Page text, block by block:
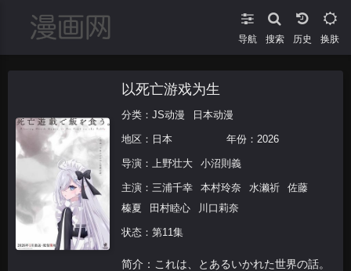
导航 搜索 换肤
以死亡游戏为生
分类： JS动漫 日本动漫
地区： 日本 年份： 2026
导演： 上野壮大 小沼則義
主演： 三浦千幸 本村玲奈 水濑祈
佐藤
榛夏
田村睦心 川口莉奈
状态：第11集
简介：これは、とあるいかれた世界の話。